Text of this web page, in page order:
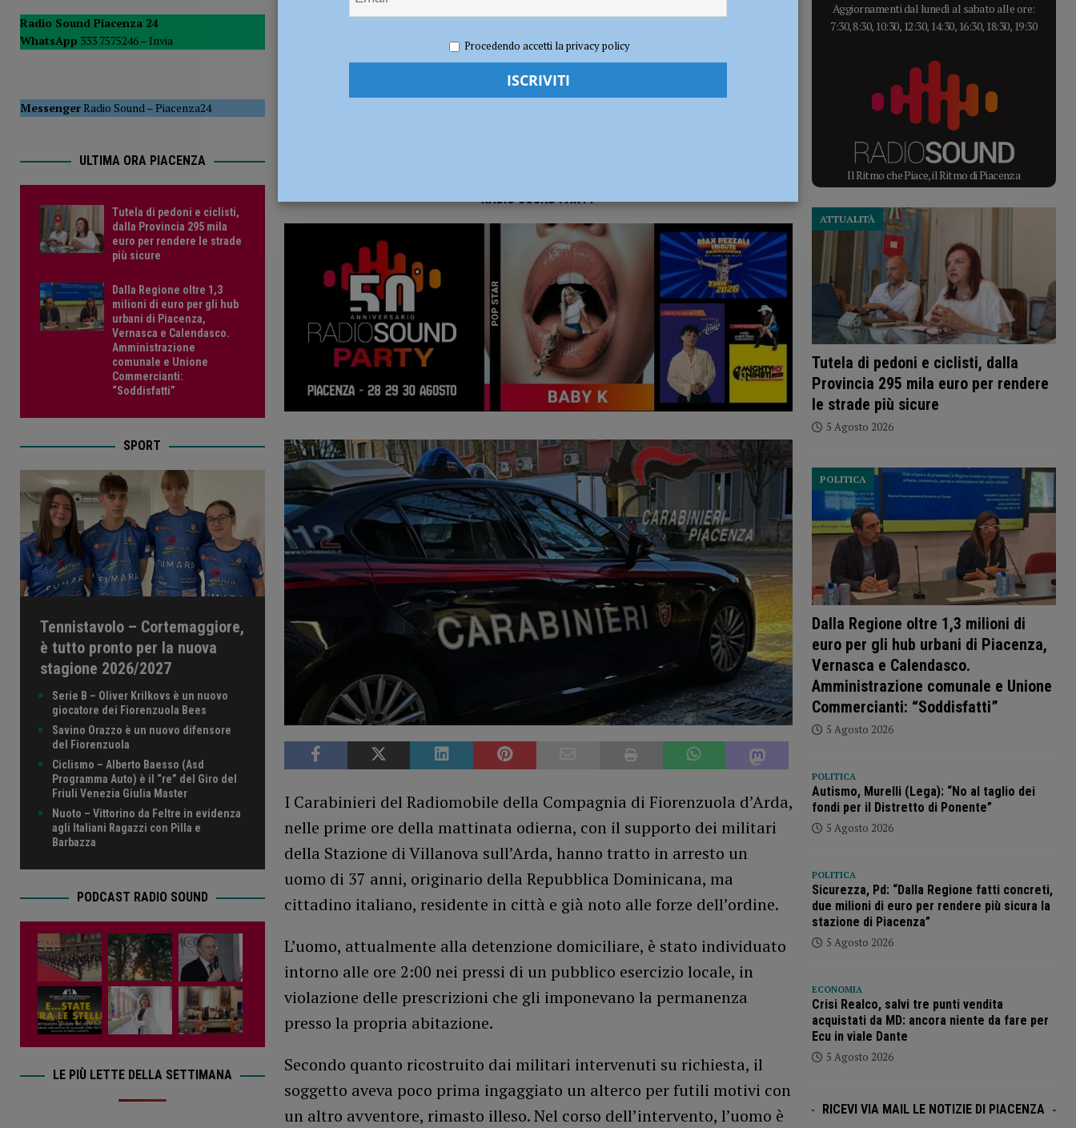
POLITICA
[ 5 Agosto 2026 ] Caldo estremo e asili nido, Tagliaferri (FdI): “Verificare subito la situazione nella provincia di Piacenza”
RADIO SOUND PARTY
I Carabinieri del Radiomobile della Compagnia di Fiorenzuola d’Arda,
nelle prime ore della mattinata odierna, con il supporto dei militari
della Stazione di Villanova sull’Arda, hanno tratto in arresto un
uomo di 37 anni, originario della Repubblica Dominicana, ma
cittadino italiano, residente in città e già noto alle forze dell’ordine.
L’uomo, attualmente alla detenzione domiciliare, è stato individuato
intorno alle ore 2:00 nei pressi di un pubblico esercizio locale, in
violazione delle prescrizioni che gli imponevano la permanenza
presso la propria abitazione.
Secondo quanto ricostruito dai militari intervenuti su richiesta, il
soggetto aveva poco prima ingaggiato un alterco per futili motivi con
un altro avventore, rimasto illeso. Nel corso dell’intervento, l’uomo è
Radio Sound Piacenza 24
WhatsApp 333 7575246 – Invia
MessengerRadio Sound–Piacenza24
ULTIMA ORA PIACENZA
Tutela di pedoni e ciclisti,
dalla Provincia 295 mila
euro per rendere le strade
più sicure
Dalla Regione oltre 1,3
milioni di euro per gli hub
urbani di Piacenza,
Vernasca e Calendasco.
Amministrazione
comunale e Unione
Commercianti:
“Soddisfatti”
SPORT
Tennistavolo – Cortemaggiore,
è tutto pronto per la nuova
stagione 2026/2027
Serie B – Oliver Krilkovs è un nuovo
giocatore dei Fiorenzuola Bees
Savino Orazzo è un nuovo difensore
del Fiorenzuola
Ciclismo – Alberto Baesso (Asd
Programma Auto) è il “re” del Giro del
Friuli Venezia Giulia Master
Nuoto – Vittorino da Feltre in evidenza
agli Italiani Ragazzi con Pilla e
Barbazza
PODCAST RADIO SOUND
LE PIÙ LETTE DELLA SETTIMANA
Aggiornamenti dal lunedì al sabato alle ore:
7:30, 8:30, 10:30, 12:30, 14:30, 16:30, 18:30, 19:30
Il Ritmo che Piace, il Ritmo di Piacenza
Tutela di pedoni e ciclisti, dalla
Provincia 295 mila euro per rendere
le strade più sicure
ATTUALITÀ
5 Agosto 2026
Dalla Regione oltre 1,3 milioni di
euro per gli hub urbani di Piacenza,
Vernasca e Calendasco.
Amministrazione comunale e Unione
Commercianti: “Soddisfatti”
POLITICA
5 Agosto 2026
POLITICA
Autismo, Murelli (Lega): “No al taglio dei
fondi per il Distretto di Ponente”
5 Agosto 2026
POLITICA
Sicurezza, Pd: “Dalla Regione fatti concreti,
due milioni di euro per rendere più sicura la
stazione di Piacenza”
5 Agosto 2026
ECONOMIA
Crisi Realco, salvi tre punti vendita
acquistati da MD: ancora niente da fare per
Ecu in viale Dante
5 Agosto 2026
RICEVI VIA MAIL LE NOTIZIE DI PIACENZA
Procedendo accetti la privacy policy